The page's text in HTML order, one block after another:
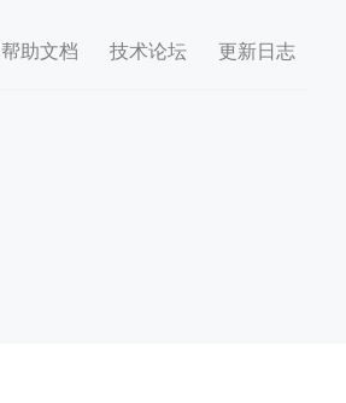
帮助文档 技术论坛 更新日志